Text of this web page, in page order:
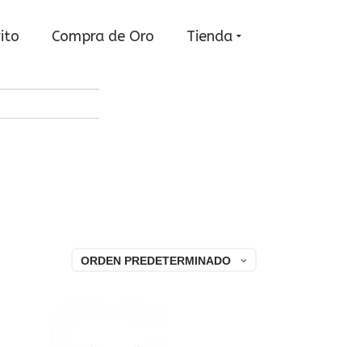
Compra de Oro Tienda
ORDEN PREDETERMINADO